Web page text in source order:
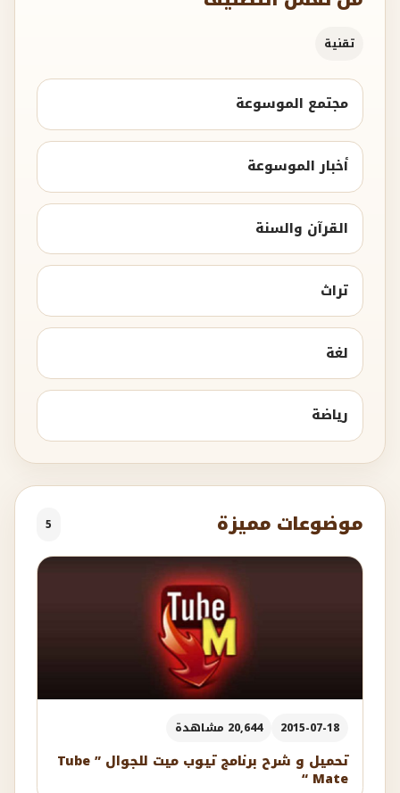
تقنية
مجتمع الموسوعة
أخبار الموسوعة
القرآن والسنة
تراث
لغة
رياضة
موضوعات مميزة 5
2015-07-18 20,644 مشاهدة
تحميل و شرح برنامج تيوب ميت للجوال ” Tube
Mate “